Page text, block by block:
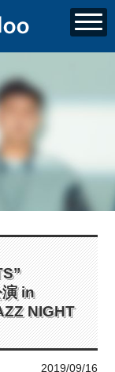
演 in
NIGHT
2019/09/16